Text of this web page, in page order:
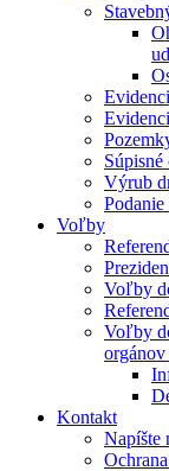
Súpisné
Výrub
Voľby
Voľby
Voľby
Kontakt
Napíšte